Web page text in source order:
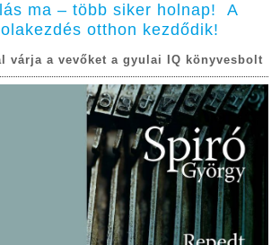
ma – több siker holnap! A
otthon kezdődik!
várja a vevőket a gyulai IQ könyvesbolt